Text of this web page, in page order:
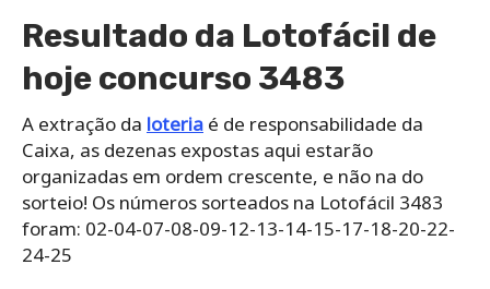
Resultado da Lotofácil de
hoje concurso 3483
A extração da loteria é de responsabilidade da
Caixa, as dezenas expostas aqui estarão
organizadas em ordem crescente, e não na do
sorteio! Os números sorteados na Lotofácil 3483
foram: 02-04-07-08-09-12-13-14-15-17-18-20-22-
24-25